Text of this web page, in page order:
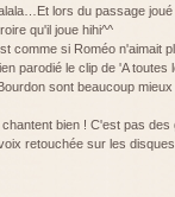
lors du passage
qu'il joue hihi^^
comme si Roméo n'aimait
parodié le clip de 'A toutes
sont beaucoup
bien ! C'est pas
retouchée sur les